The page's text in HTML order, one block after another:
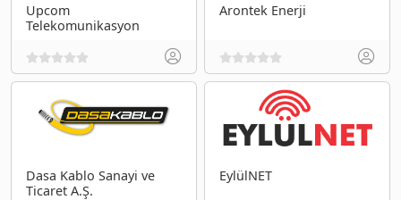
Upcom
Telekomunikasyon
Arontek Enerji
Dasa Kablo Sanayi ve
Ticaret A.Ş.
EylülNET